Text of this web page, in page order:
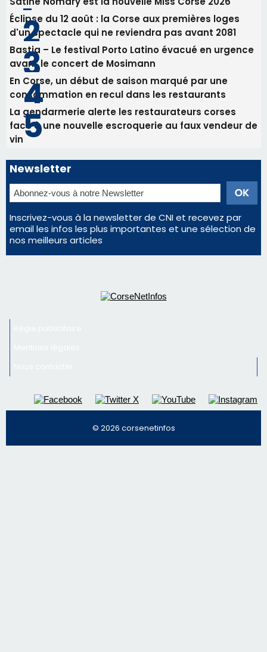
RCPV
31/07/2026 08:22
82ème anniversaire de la disparition du
Commandant Antoine de Saint Exupery
Les plus lus
Satine Nomary est la nouvelle Miss Corse 2026
Éclipse du 12 août : la Corse aux premières loges
d'un spectacle qui ne reviendra pas avant 2081
Bastia – Le festival Porto Latino évacué en urgence
avant le concert de Mosimann
En Corse, un début de saison marqué par une
consommation en recul dans les restaurants
nos meilleurs articles